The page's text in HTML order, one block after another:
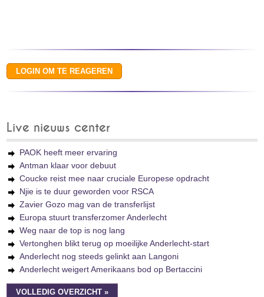
Live nieuws center
PAOK heeft meer ervaring
Antman klaar voor debuut
Coucke reist mee naar cruciale Europese opdracht
Njie is te duur geworden voor RSCA
Zavier Gozo mag van de transferlijst
Europa stuurt transferzomer Anderlecht
Weg naar de top is nog lang
Vertonghen blikt terug op moeilijke Anderlecht-start
Anderlecht nog steeds gelinkt aan Langoni
Anderlecht weigert Amerikaans bod op Bertaccini
VOLLEDIG OVERZICHT »